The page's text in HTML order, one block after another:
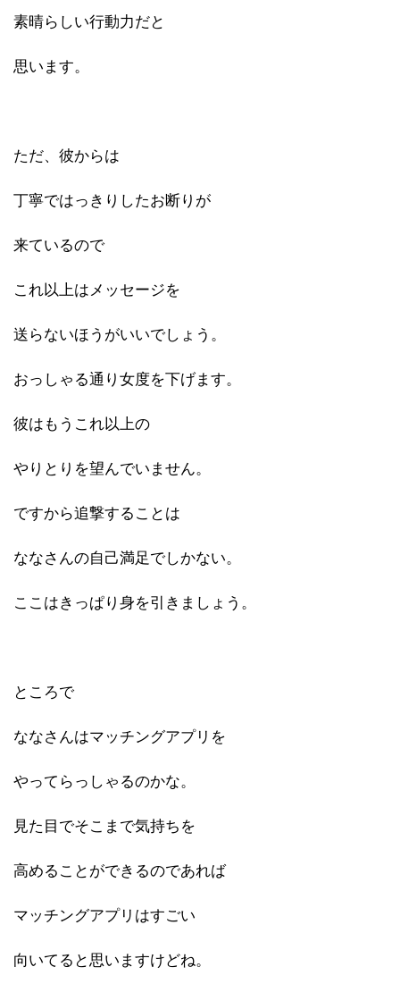
素晴らしい行動力だと
思います。
ただ、彼からは
丁寧ではっきりしたお断りが
来ているので
これ以上はメッセージを
送らないほうがいいでしょう。
おっしゃる通り女度を下げます。
彼はもうこれ以上の
やりとりを望んでいません。
ですから追撃することは
ななさんの自己満足でしかない。
ここはきっぱり身を引きましょう。
ところで
ななさんはマッチングアプリを
やってらっしゃるのかな。
見た目でそこまで気持ちを
高めることができるのであれば
マッチングアプリはすごい
向いてると思いますけどね。